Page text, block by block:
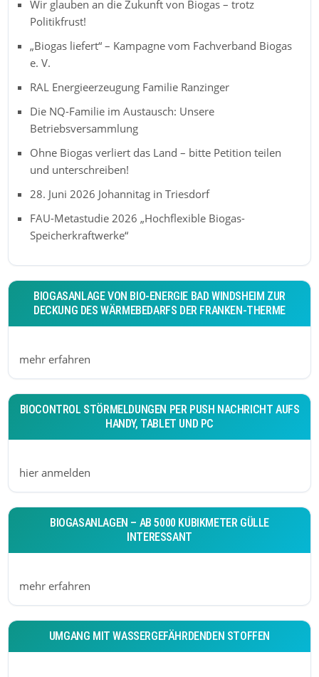
Wir glauben an die Zukunft von Biogas – trotz
Politikfrust!
„Biogas liefert“ – Kampagne vom Fachverband Biogas
e. V.
RAL Energieerzeugung Familie Ranzinger
Die NQ-Familie im Austausch: Unsere
Betriebsversammlung
Ohne Biogas verliert das Land – bitte Petition teilen
und unterschreiben!
28. Juni 2026 Johannitag in Triesdorf
FAU-Metastudie 2026 „Hochflexible Biogas-
Speicherkraftwerke“
BIOGASANLAGE VON BIO-ENERGIE BAD WINDSHEIM ZUR
DECKUNG DES WÄRMEBEDARFS DER FRANKEN-THERME
mehr erfahren
BIOCONTROL STÖRMELDUNGEN PER PUSH NACHRICHT AUFS
HANDY, TABLET UND PC
hier anmelden
BIOGASANLAGEN – AB 5000 KUBIKMETER GÜLLE
INTERESSANT
mehr erfahren
UMGANG MIT WASSERGEFÄHRDENDEN STOFFEN